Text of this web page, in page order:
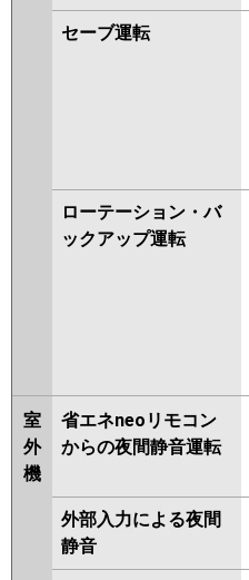
セーブ運転
ローテーション・バ
ックアップ運転
室
外
機
省エネneoリモコン
からの夜間静音運転
外部入力による夜間
静音